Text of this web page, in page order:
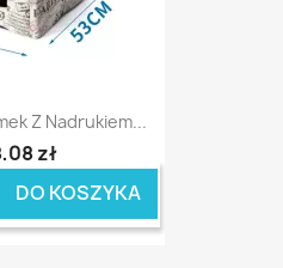
Z Nadrukiem...
zł
DO KOSZYKA